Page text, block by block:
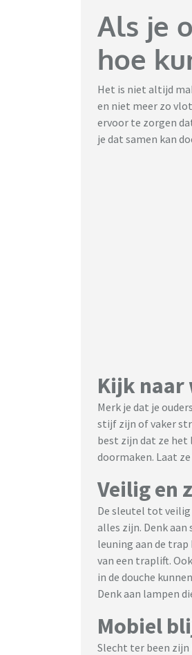
Als je
hoe
Het is niet altijd
en niet meer zo
ervoor te zorgen
je dat samen kan
Kijk naar
Merk je dat je
stijf zijn of vaker
best zijn dat ze het
doormaken. Laat
Veilig en
De sleutel tot veilig
alles zijn. Denk
leuning aan de
van een traplift.
in de douche
Denk aan lampen
Mobiel
Slecht ter been zijn